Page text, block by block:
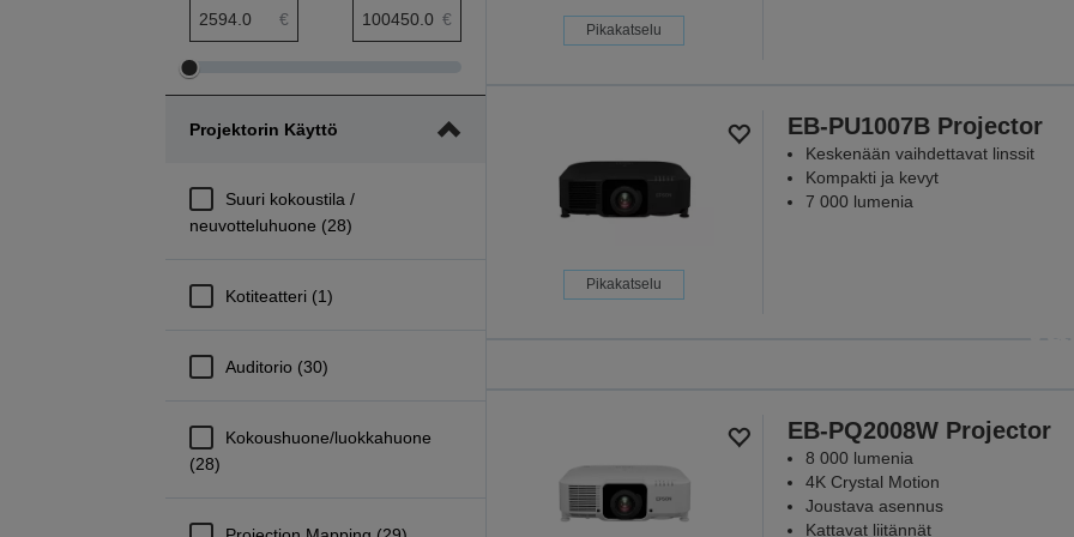
€ €
Säädä
pienintä
Säädä
suurinta
Projektorin Käyttö
Suuri kokoustila /
neuvotteluhuone (28)
Kotiteatteri (1)
Auditorio (30)
Kokoushuone/luokkahuone
(28)
Pikakatselu
Pikakatselu
EB-PU1007B Projector
Keskenään vaihdettavat linssit
Kompakti ja kevyt
7 000 lumenia
Koska
EB-PQ2008W Projector
8 000 lumenia
4K Crystal Motion
Joustava asennus
Kattavat liitännät